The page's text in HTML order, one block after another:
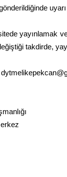
yayınlamak
takdirde,